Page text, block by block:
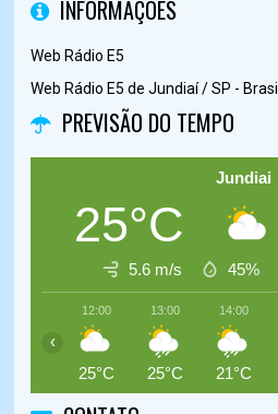
INFORMAÇÕES
Web Rádio E5
Web Rádio E5 de Jundiaí / SP - Brasil.
PREVISÃO DO TEMPO
Jundiai
25°C
5.6 m/s 45%
12:00
25°C
13:00
25°C
14:00
21°C
‹